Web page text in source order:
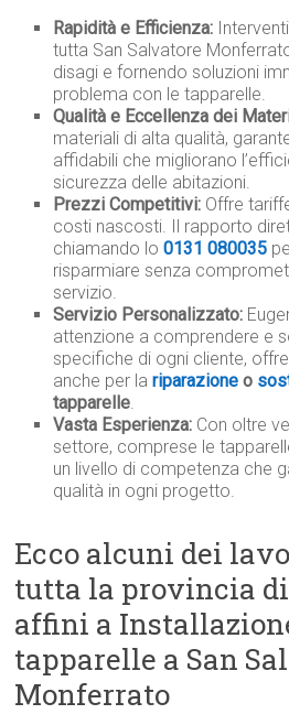
Rapidità e Efficienza:
tutta San Salvatore
disagi e fornendo soluzioni
problema con le tapparelle.
Qualità e Eccellenza dei
materiali di alta qualità,
affidabili che migliorano
sicurezza delle abitazioni.
Prezzi Competitivi: Offre
costi nascosti. Il rapporto
chiamando lo0131 080035
risparmiare senza
servizio.
Servizio Personalizzato:
attenzione a comprendere e
specifiche di ogni cliente,
anche per lariparazioneo
tapparelle.
Vasta Esperienza: Con oltre
settore, comprese le
un livello di competenza che
qualità in ogni progetto.
Ecco alcuni dei
tutta la provincia
affini a
tapparelle a San
Monferrato